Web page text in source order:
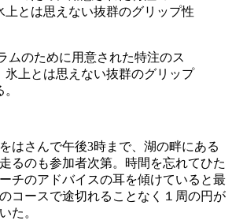
ムのために用意された特注のス
氷上とは思えない抜群のグリップ
はさんで午後3時まで、湖の畔にある
るのも参加者次第。時間を忘れてひた
チのアドバイスの耳を傾けていると最
コースで途切れることなく１周の円が
た。